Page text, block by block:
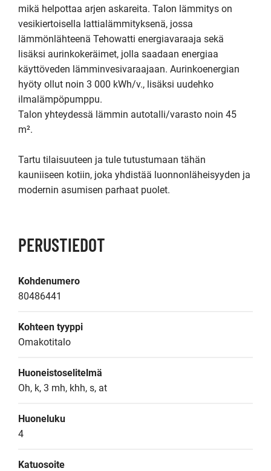
mikä helpottaa arjen askareita. Talon lämmitys on
vesikiertoisella lattialämmityksenä, jossa
lämmönlähteenä Tehowatti energiavaraaja sekä
lisäksi aurinkokeräimet, jolla saadaan energiaa
käyttöveden lämminvesivaraajaan. Aurinkoenergian
hyöty ollut noin 3 000 kWh/v., lisäksi uudehko
ilmalämpöpumppu.
Talon yhteydessä lämmin autotalli/varasto noin 45
m².
Tartu tilaisuuteen ja tule tutustumaan tähän
kauniiseen kotiin, joka yhdistää luonnonläheisyyden ja
modernin asumisen parhaat puolet.
PERUSTIEDOT
Kohdenumero
80486441
Kohteen tyyppi
Omakotitalo
Huoneistoselitelmä
Oh, k, 3 mh, khh, s, at
Huoneluku
4
Katuosoite